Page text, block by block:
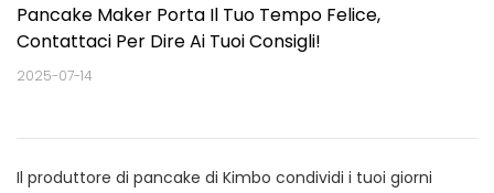
Pancake Maker Porta Il Tuo Tempo Felice,
Contattaci Per Dire Ai Tuoi Consigli!
2025-07-14
Il produttore di pancake di Kimbo condividi i tuoi giorni